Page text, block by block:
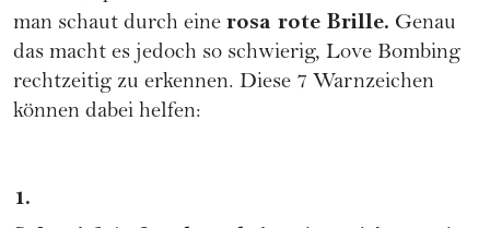
man schaut durch eine rosa rote Brille. Genau
das macht es jedoch so schwierig, Love Bombing
rechtzeitig zu erkennen. Diese 7 Warnzeichen
können dabei helfen:
1.